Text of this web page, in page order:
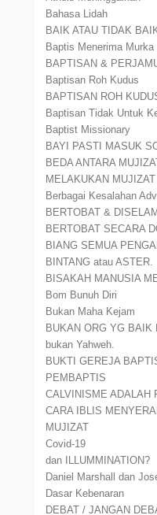
Bahasa Lidah
BAIK ATAU TIDAK
Baptis Menerima Murka
BAPTISAN &
Baptisan Roh Kudus
BAPTISAN ROH
Baptisan Tidak Untuk
Baptist Missionary
BAYI PASTI MASUK
BEDA ANTARA
MELAKUKAN MUJIZAT
Berbagai Kesalahan
BERTOBAT &
BERTOBAT SECARA
BIANG SEMUA
BINTANG atau ASTER.
BISAKAH MANUSIA
Bom Bunuh Diri
Bukan Maha Kejam
BUKAN ORG YG BAIK
bukan Yahweh.
BUKTI GEREJA
PEMBAPTIS
CALVINISME ADALAH
CARA IBLIS
MUJIZAT
Covid-19
dan ILLUMMINATION?
Daniel Marshall dan
Dasar Kebenaran
DEBAT / JANGAN